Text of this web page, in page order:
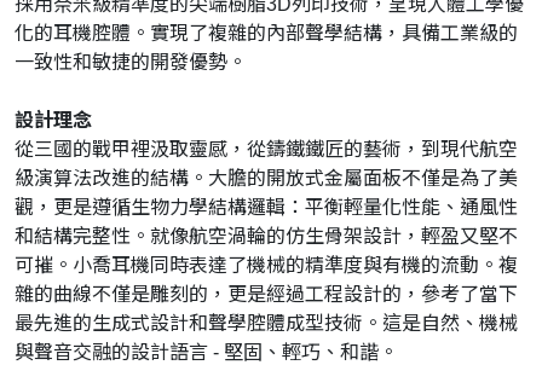
採用奈米級精準度的尖端樹脂3D列印技術，呈現人體工學優
化的耳機腔體。實現了複雜的內部聲學結構，具備工業級的
一致性和敏捷的開發優勢。
設計理念
從三國的戰甲裡汲取靈感，從鑄鐵鐵匠的藝術，到現代航空
級演算法改進的結構。大膽的開放式金屬面板不僅是為了美
觀，更是遵循生物力學結構邏輯：平衡輕量化性能、通風性
和結構完整性。就像航空渦輪的仿生骨架設計，輕盈又堅不
可摧。小喬耳機同時表達了機械的精準度與有機的流動。複
雜的曲線不僅是雕刻的，更是經過工程設計的，參考了當下
最先進的生成式設計和聲學腔體成型技術。這是自然、機械
與聲音交融的設計語言 - 堅固、輕巧、和諧。